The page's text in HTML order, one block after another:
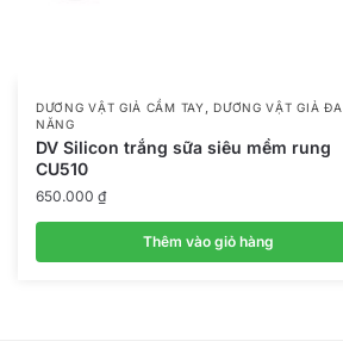
DƯƠNG VẬT GIẢ CẦM TAY ,DƯƠNG VẬT GIẢ ĐA
NĂNG
DV Silicon trắng sữa siêu mềm rung
CU510
650.000 ₫
Thêm vào giỏ hàng